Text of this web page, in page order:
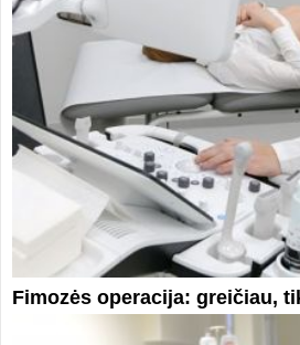
Fimozės operacija: greičiau,